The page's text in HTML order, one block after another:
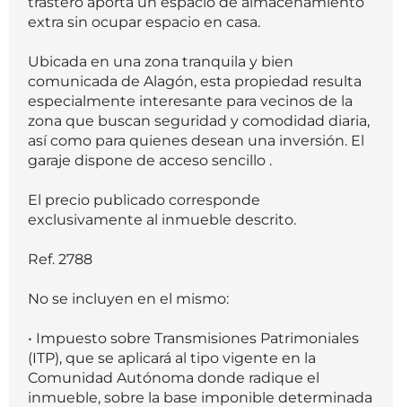
extra sin ocupar espacio en casa.
Ubicada en una zona tranquila y bien
comunicada de Alagón, esta propiedad resulta
especialmente interesante para vecinos de la
zona que buscan seguridad y comodidad diaria,
así como para quienes desean una inversión. El
garaje dispone de acceso sencillo .
El precio publicado corresponde
exclusivamente al inmueble descrito.
Ref. 2788
No se incluyen en el mismo:
• Impuesto sobre Transmisiones Patrimoniales
(ITP), que se aplicará al tipo vigente en la
Comunidad Autónoma donde radique el
inmueble, sobre la base imponible determinada